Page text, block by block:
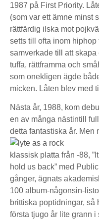
1987 på First Priority.
(som var ett ämne minst
rättfärdig ilska mot
setts till ofta inom
samverkade till att
tuffa, rättframma och
som onekligen ägde
micken. Låten blev med
Nästa år, 1988, kom
en av många nästintill
detta fantastiska år. Men
klassisk platta från -88,
hold us back” med
gånger, ägnats
100 album-någonsin-
brittiska poptidningar, så
första tjugo år lite grann